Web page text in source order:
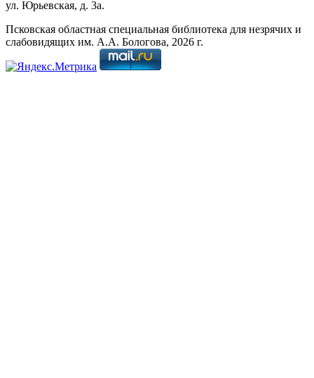
ул. Юрьевская, д. 3а.
Псковская областная специальная библиотека для незрячих и
слабовидящих им. А.А. Бологова, 2026 г.